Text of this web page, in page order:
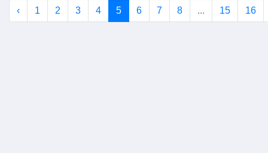
‹ 1 2 3 4 5 6 7 8 ... 15 16